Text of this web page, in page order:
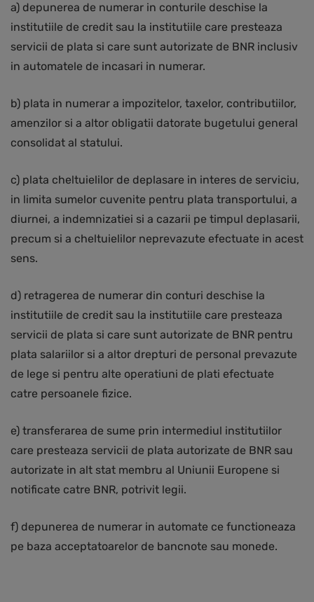
a) depunerea de numerar in conturile deschise la
institutiile de credit sau la institutiile care presteaza
servicii de plata si care sunt autorizate de BNR inclusiv
in automatele de incasari in numerar.
b) plata in numerar a impozitelor, taxelor, contributiilor,
amenzilor si a altor obligatii datorate bugetului general
consolidat al statului.
c) plata cheltuielilor de deplasare in interes de serviciu,
in limita sumelor cuvenite pentru plata transportului, a
diurnei, a indemnizatiei si a cazarii pe timpul deplasarii,
precum si a cheltuielilor neprevazute efectuate in acest
sens.
d) retragerea de numerar din conturi deschise la
institutiile de credit sau la institutiile care presteaza
servicii de plata si care sunt autorizate de BNR pentru
plata salariilor si a altor drepturi de personal prevazute
de lege si pentru alte operatiuni de plati efectuate
catre persoanele fizice.
e) transferarea de sume prin intermediul institutiilor
care presteaza servicii de plata autorizate de BNR sau
autorizate in alt stat membru al Uniunii Europene si
notificate catre BNR, potrivit legii.
f) depunerea de numerar in automate ce functioneaza
pe baza acceptatoarelor de bancnote sau monede.